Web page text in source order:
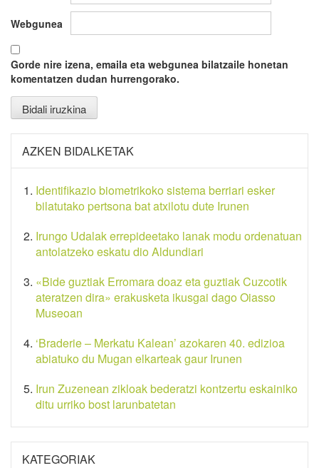
Webgunea
Gorde nire izena, emaila eta webgunea bilatzaile honetan
komentatzen dudan hurrengorako.
AZKEN BIDALKETAK
Identifikazio biometrikoko sistema berriari esker
bilatutako pertsona bat atxilotu dute Irunen
Irungo Udalak errepideetako lanak modu ordenatuan
antolatzeko eskatu dio Aldundiari
«Bide guztiak Erromara doaz eta guztiak Cuzcotik
ateratzen dira» erakusketa ikusgai dago Oiasso
Museoan
‘Braderie – Merkatu Kalean’ azokaren 40. edizioa
abiatuko du Mugan elkarteak gaur Irunen
Irun Zuzenean zikloak bederatzi kontzertu eskainiko
ditu urriko bost larunbatetan
KATEGORIAK